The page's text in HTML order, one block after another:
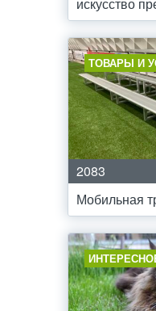
ТОВАРЫ И
2083
Мобильная